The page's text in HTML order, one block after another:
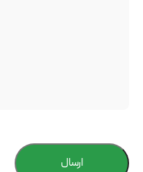
ارسال